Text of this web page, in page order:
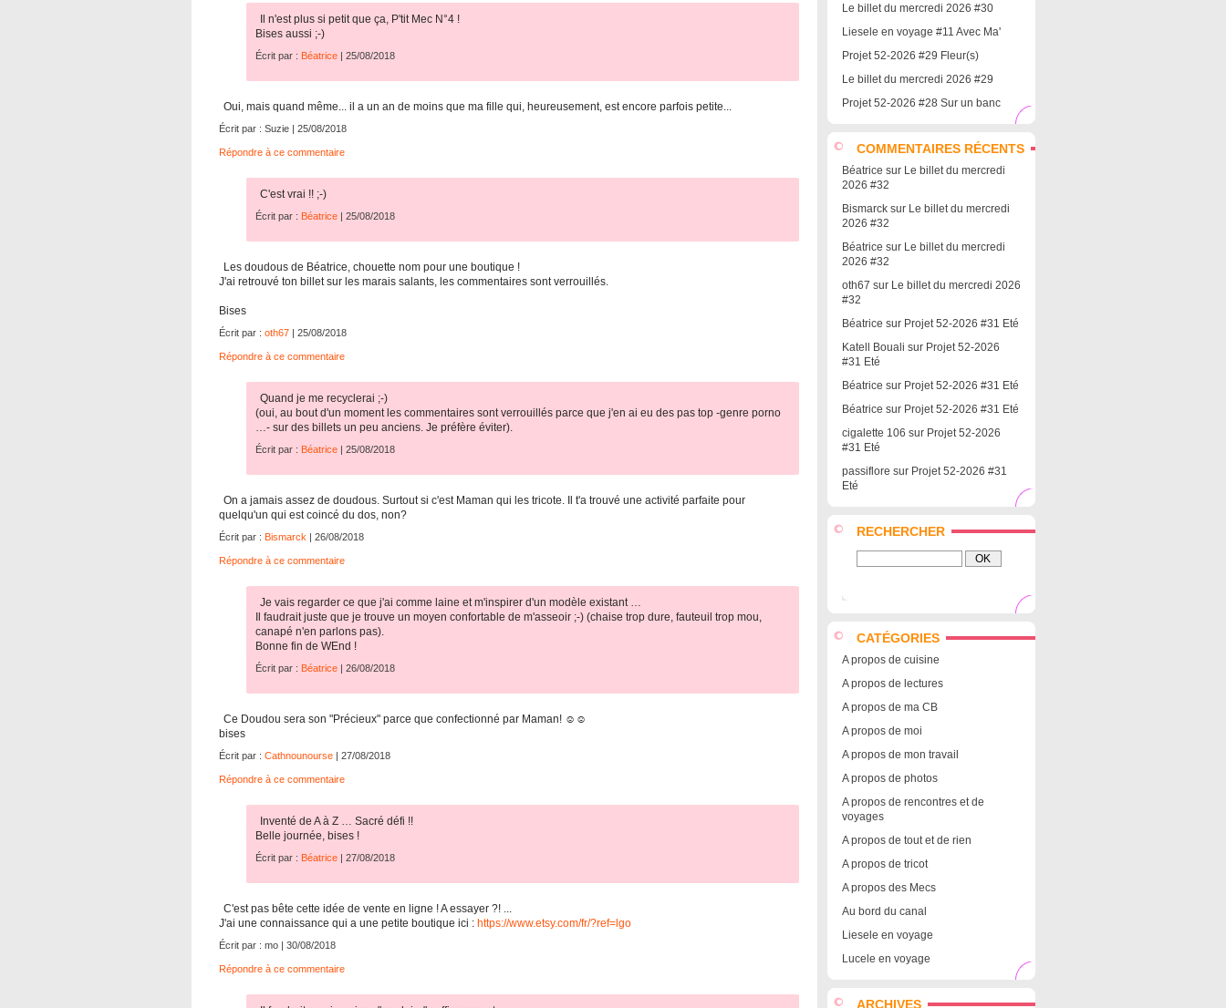
Le billet du mercredi 2026 #30
Liesele en voyage #11 Avec Ma'
Projet 52-2026 #29 Fleur(s)
Le billet du mercredi 2026 #29
Projet 52-2026 #28 Sur un banc
COMMENTAIRES RÉCENTS
Béatrice sur Le billet du mercredi
2026 #32
Bismarcksur Le billet du mercredi
2026 #32
Béatrice sur Le billet du mercredi
2026 #32
oth67 sur Le billet du mercredi 2026
#32
Béatrice sur Projet 52-2026 #31 Eté
Katell Bouali sur Projet 52-2026
#31 Eté
Béatrice sur Projet 52-2026 #31 Eté
Béatrice sur Projet 52-2026 #31 Eté
cigalette 106 sur Projet 52-2026
#31 Eté
passiflore sur Projet 52-2026 #31
Eté
RECHERCHER
CATÉGORIES
A propos de cuisine
A propos de lectures
A propos de ma CB
A propos de moi
A propos de mon travail
A propos de photos
A propos de rencontres et de
voyages
A propos de tout et de rien
A propos de tricot
A propos des Mecs
Au bord du canal
Liesele en voyage
Lucele en voyage
ARCHIVES
Il n'est plus si petit que ça, P'tit Mec N°4 !
Bises aussi ;-)
Écrit par : Béatrice| 25/08/2018
Oui, mais quand même... il a un an de moins que ma fille qui, heureusement, est encore parfois petite...
Écrit par : Suzie | 25/08/2018
Répondre à ce commentaire
C'est vrai !! ;-)
Écrit par : Béatrice| 25/08/2018
Les doudous de Béatrice, chouette nom pour une boutique !
J'ai retrouvé ton billet sur les marais salants, les commentaires sont verrouillés.
Bises
Écrit par : oth67| 25/08/2018
Répondre à ce commentaire
Quand je me recyclerai ;-)
(oui, au bout d'un moment les commentaires sont verrouillés parce que j'en ai eu des pas top -genre porno
…- sur des billets un peu anciens. Je préfère éviter).
Écrit par : Béatrice| 25/08/2018
On a jamais assez de doudous. Surtout si c'est Maman qui les tricote. Il t'a trouvé une activité parfaite pour
quelqu'un qui est coincé du dos, non?
Écrit par : Bismarck | 26/08/2018
Répondre à ce commentaire
Je vais regarder ce que j'ai comme laine et m'inspirer d'un modèle existant …
Il faudrait juste que je trouve un moyen confortable de m'asseoir ;-) (chaise trop dure, fauteuil trop mou,
canapé n'en parlons pas).
Bonne fin de WEnd !
Écrit par : Béatrice| 26/08/2018
Ce Doudou sera son "Précieux" parce que confectionné par Maman! ☺☺
bises
Écrit par : Cathnounourse| 27/08/2018
Répondre à ce commentaire
Inventé de A à Z … Sacré défi !!
Belle journée, bises !
Écrit par : Béatrice| 27/08/2018
C'est pas bête cette idée de vente en ligne ! A essayer ?! ...
J'ai une connaissance qui a une petite boutique ici : https://www.etsy.com/fr/?ref=lgo
Écrit par : mo | 30/08/2018
Répondre à ce commentaire